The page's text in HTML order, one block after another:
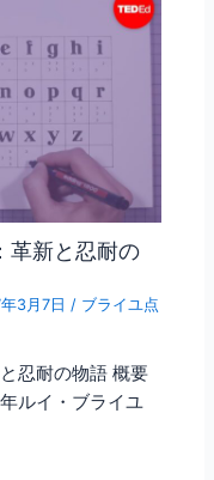
革新と忍耐の
年3月7日/ ブライユ点
忍耐の物語 概要
ルイ・ブライユ